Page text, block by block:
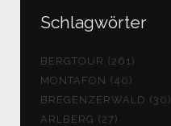
Schlagwörter
BERGTOUR (261)
MONTAFON (40)
BREGENZERWALD (30)
ARLBERG (27)